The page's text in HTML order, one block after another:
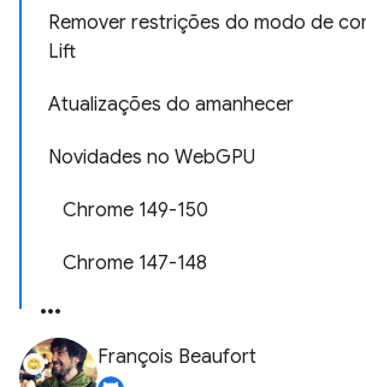
Remover restrições do modo de
Lift
Atualizações do amanhecer
Novidades no WebGPU
Chrome 149-150
Chrome 147-148
François Beaufort